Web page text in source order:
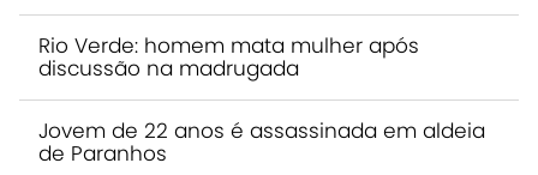
Rio Verde: homem mata mulher após
discussão na madrugada
Jovem de 22 anos é assassinada em aldeia
de Paranhos